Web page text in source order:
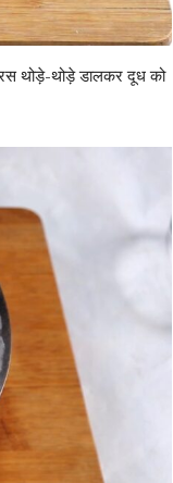
रस थोड़े-थोड़े डालकर दूध को